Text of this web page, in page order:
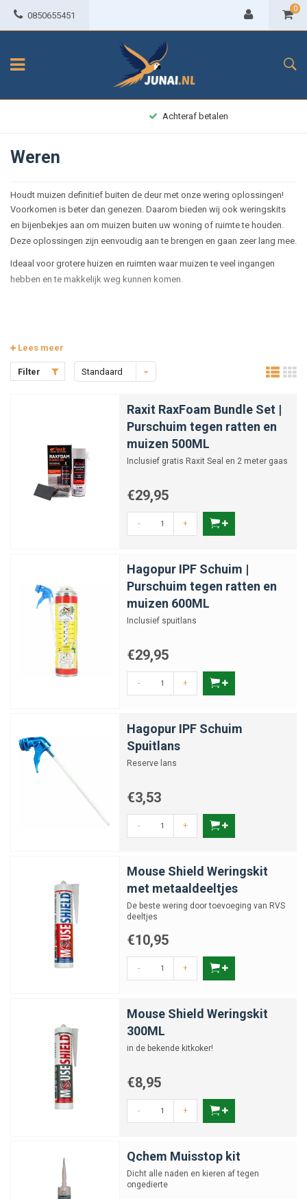
0850655451
0
Achteraf betalen
Weren
Houdt muizen definitief buiten de deur met onze wering oplossingen!
Voorkomen is beter dan genezen. Daarom bieden wij ook weringskits
en bijenbekjes aan om muizen buiten uw woning of ruimte te houden.
Deze oplossingen zijn eenvoudig aan te brengen en gaan zeer lang mee.
Ideaal voor grotere huizen en ruimten waar muizen te veel ingangen
hebben en te makkelijk weg kunnen komen.
Lees meer
Filter Standaard
Raxit RaxFoam Bundle Set |
Purschuim tegen ratten en
muizen 500ML
Inclusief gratis Raxit Seal en 2 meter gaas
€29,95
- +
Hagopur IPF Schuim |
Purschuim tegen ratten en
muizen 600ML
Inclusief spuitlans
€29,95
- +
Hagopur IPF Schuim
Spuitlans
Reserve lans
€3,53
- +
Mouse Shield Weringskit
met metaaldeeltjes
De beste wering door toevoeging van RVS
deeltjes
€10,95
- +
Mouse Shield Weringskit
300ML
in de bekende kitkoker!
€8,95
- +
Qchem Muisstop kit
Dicht alle naden en kieren af tegen
ongedierte